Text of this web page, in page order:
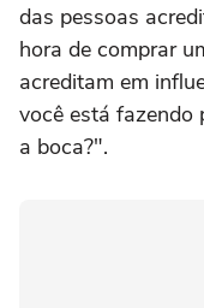
das pessoas
hora de comprar
acreditam em
você está fazendo
a boca?".